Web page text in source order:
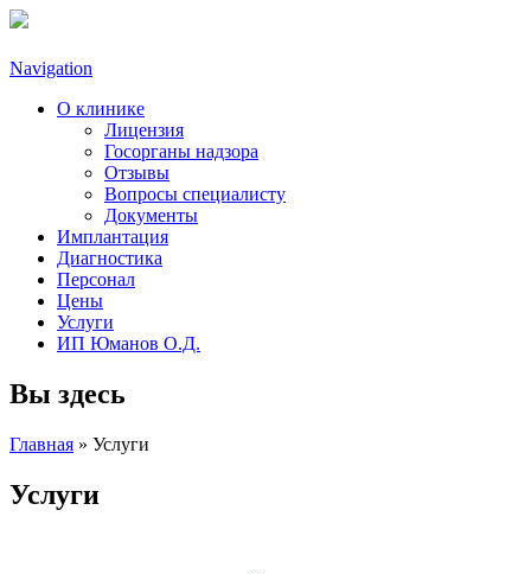
Navigation
О клинике
Лицензия
Госорганы надзора
Отзывы
Вопросы специалисту
Документы
Имплантация
Диагностика
Персонал
Цены
Услуги
ИП Юманов О.Д.
Вы здесь
Главная » Услуги
Услуги